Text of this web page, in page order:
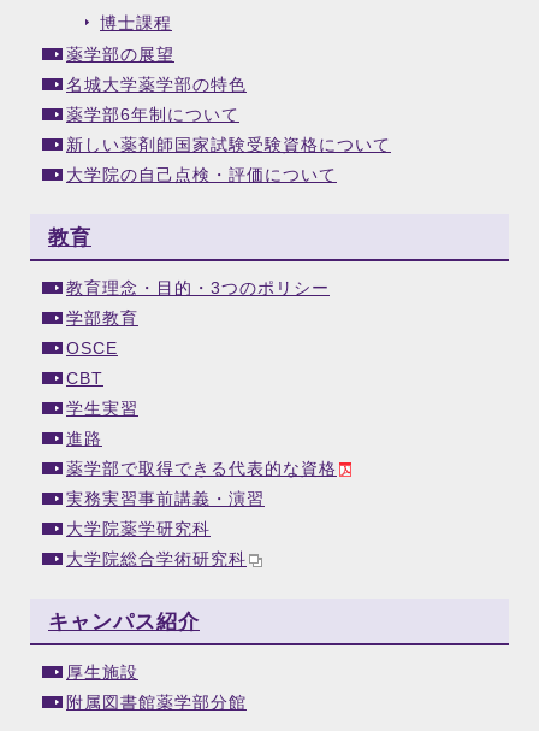
博士課程
薬学部の展望
名城大学薬学部の特色
薬学部6年制について
新しい薬剤師国家試験受験資格について
大学院の自己点検・評価について
教育
教育理念・目的・3つのポリシー
学部教育
OSCE
CBT
学生実習
進路
薬学部で取得できる代表的な資格
実務実習事前講義・演習
大学院薬学研究科
大学院総合学術研究科
キャンパス紹介
厚生施設
附属図書館薬学部分館